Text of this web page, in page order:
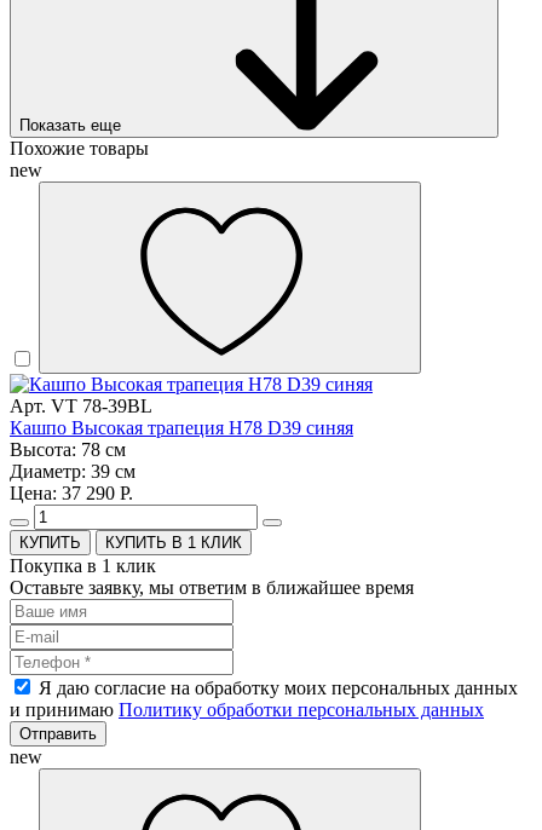
Показать еще
Похожие товары
new
Арт. VT 78-39BL
Кашпо Высокая трапеция H78 D39 синяя
Высота: 78 см
Диаметр: 39 см
Цена: 37 290 Р.
КУПИТЬ В 1 КЛИК
Покупка в 1 клик
Оставьте заявку, мы ответим в ближайшее время
Я даю согласие на обработку моих персональных данных
и принимаю Политику обработки персональных данных
Отправить
new